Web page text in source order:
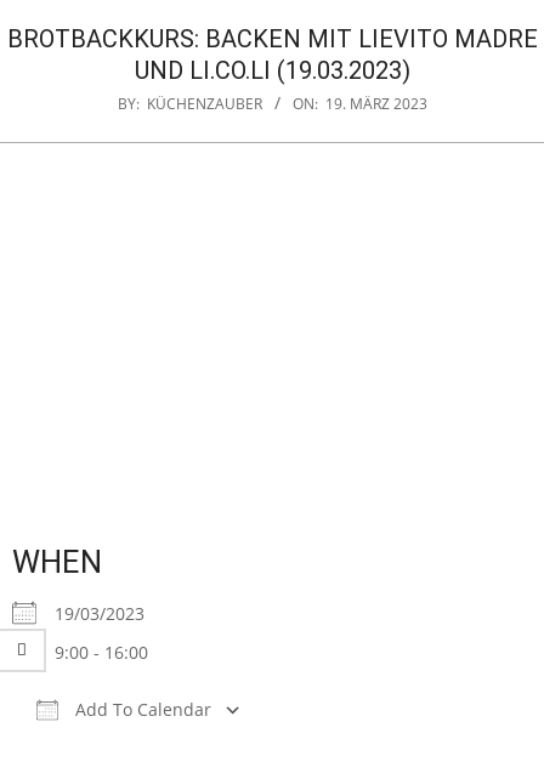
BROTBACKKURS: BACKEN MIT LIEVITO MADRE
UND LI.CO.LI (19.03.2023)
BY: KÜCHENZAUBER ON: 19. MÄRZ 2023
WHEN
19/03/2023
9:00 - 16:00
Add To Calendar